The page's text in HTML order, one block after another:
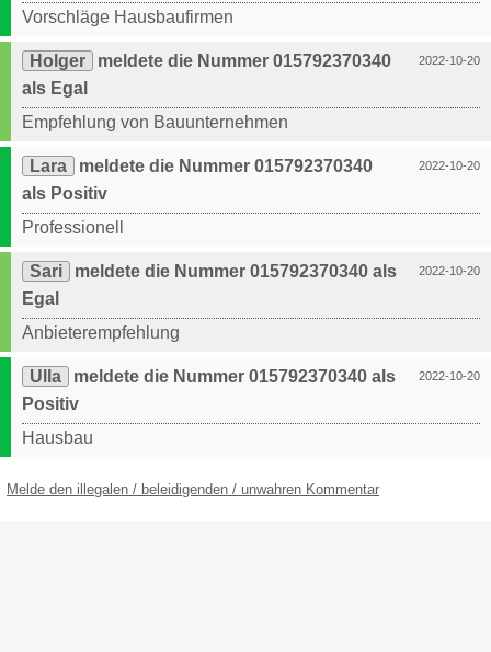
Vorschläge Hausbaufirmen
2022-10-20
Holger
meldete die Nummer 015792370340
als Egal
Empfehlung von Bauunternehmen
2022-10-20
Lara
meldete die Nummer 015792370340
als Positiv
Professionell
2022-10-20
Sari
meldete die Nummer 015792370340 als
Egal
Anbieterempfehlung
2022-10-20
Ulla
meldete die Nummer 015792370340 als
Positiv
Hausbau
Melde den illegalen / beleidigenden / unwahren Kommentar